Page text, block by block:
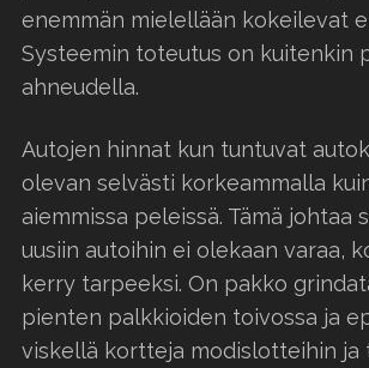
enemmän mielellään kokeilevat
Systeemin toteutus on kuitenkin
ahneudella.
Autojen hinnat kun tuntuvat
olevan selvästi korkeammalla
aiemmissa peleissä. Tämä johtaa
uusiin autoihin ei olekaan varaa,
kerry tarpeeksi. On pakko
pienten palkkioiden toivossa ja
viskellä kortteja modislotteihin ja